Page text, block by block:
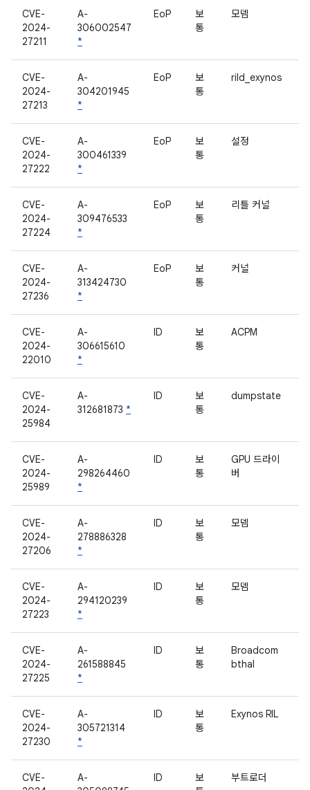
CVE-
2024-
27211
A-
306002547
*
EoP
보
통
모뎀
CVE-
2024-
27213
A-
304201945
*
EoP
보
통
rild_exynos
CVE-
2024-
27222
A-
300461339
*
EoP
보
통
설정
CVE-
2024-
27224
A-
309476533
*
EoP
보
통
리틀 커널
CVE-
2024-
27236
A-
313424730
*
EoP
보
통
커널
CVE-
2024-
22010
A-
306615610
*
ID
보
통
ACPM
CVE-
2024-
25984
A-
312681873 *
ID
보
통
dumpstate
CVE-
2024-
25989
A-
298264460
*
ID
보
통
GPU 드라이
버
CVE-
2024-
27206
A-
278886328
*
ID
보
통
모뎀
CVE-
2024-
27223
A-
294120239
*
ID
보
통
모뎀
CVE-
2024-
27225
A-
261588845
*
ID
보
통
Broadcom
bthal
CVE-
2024-
27230
A-
305721314
*
ID
보
통
Exynos RIL
CVE-
A-
ID
보
부트로더